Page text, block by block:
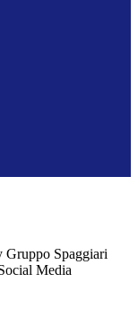
Gruppo Spaggiari
Media